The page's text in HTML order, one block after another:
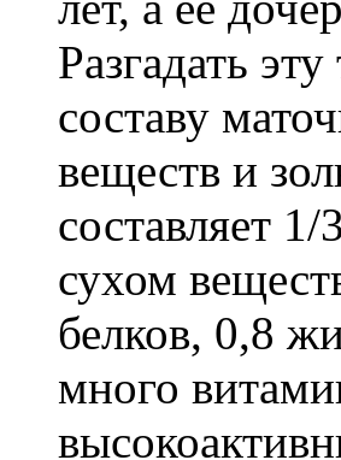
Разгадать
составу
веществ и
составляет
сухом
белков, 0,8
много